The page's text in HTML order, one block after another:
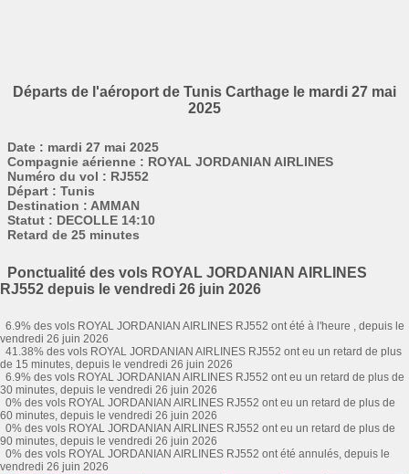
Départs de l'aéroport de Tunis Carthage le mardi 27 mai
2025
Date : mardi 27 mai 2025
Compagnie aérienne : ROYAL JORDANIAN AIRLINES
Numéro du vol : RJ552
Départ : Tunis
Destination : AMMAN
Statut : DECOLLE 14:10
Retard de 25 minutes
Ponctualité des vols ROYAL JORDANIAN AIRLINES
RJ552 depuis le vendredi 26 juin 2026
6.9% des vols ROYAL JORDANIAN AIRLINES RJ552 ont été à l'heure , depuis le
vendredi 26 juin 2026
41.38% des vols ROYAL JORDANIAN AIRLINES RJ552 ont eu un retard de plus
de 15 minutes, depuis le vendredi 26 juin 2026
6.9% des vols ROYAL JORDANIAN AIRLINES RJ552 ont eu un retard de plus de
30 minutes, depuis le vendredi 26 juin 2026
0% des vols ROYAL JORDANIAN AIRLINES RJ552 ont eu un retard de plus de
60 minutes, depuis le vendredi 26 juin 2026
0% des vols ROYAL JORDANIAN AIRLINES RJ552 ont eu un retard de plus de
90 minutes, depuis le vendredi 26 juin 2026
0% des vols ROYAL JORDANIAN AIRLINES RJ552 ont été annulés, depuis le
vendredi 26 juin 2026